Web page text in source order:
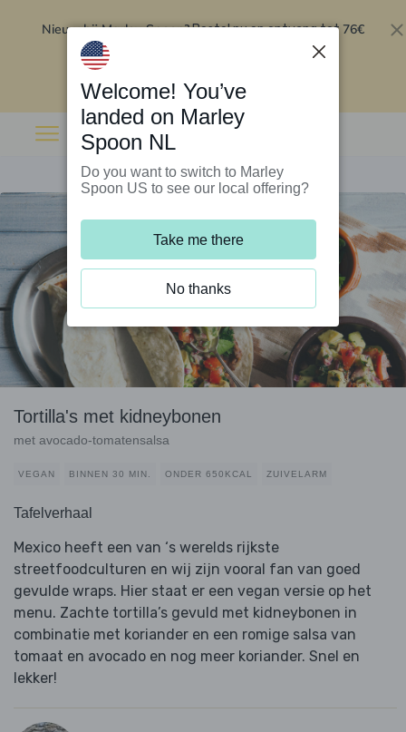
Nieuw bij Marley Spoon?Bestel nu en ontvang tot 76€
Tortilla's met kidneybonen
met avocado-tomatensalsa
VEGAN BINNEN 30 MIN. ONDER 650KCAL ZUIVELARM
Tafelverhaal
Mexico heeft een van ‘s werelds rijkste
streetfoodculturen en wij zijn vooral fan van goed
gevulde wraps. Hier staat er een vegan versie op het
menu. Zachte tortilla’s gevuld met kidneybonen in
combinatie met koriander en een romige salsa van
tomaat en avocado en nog meer koriander. Snel en
lekker!
Welcome! You’ve
landed on Marley
Spoon NL
Do you want to switch to Marley
Spoon US to see our local offering?
Take me there
No thanks